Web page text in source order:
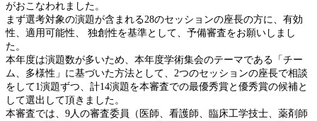
がおこなわれました。
まず選考対象の演題が含まれる28のセッションの座長の方に、有効
性、適用可能性、 独創性を基準として、予備審査をお願いしまし
た。
本年度は演題数が多いため、本年度学術集会のテーマである「チー
ム、多様性」に基づいた方法として、2つのセッションの座長で相談
をして1演題ずつ、計14演題を本審査での最優秀賞と優秀賞の候補と
して選出して頂きました。
本審査では、9人の審査委員（医師、看護師、臨床工学技士、薬剤師